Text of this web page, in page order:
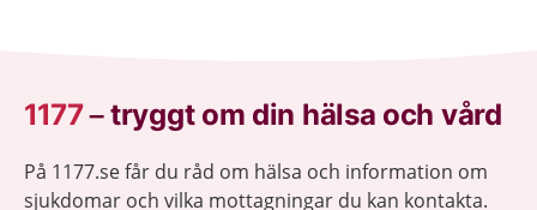
1177–tryggt om din hälsa och vård
På 1177.se får du råd om hälsa och information om
sjukdomar och vilka mottagningar du kan kontakta.